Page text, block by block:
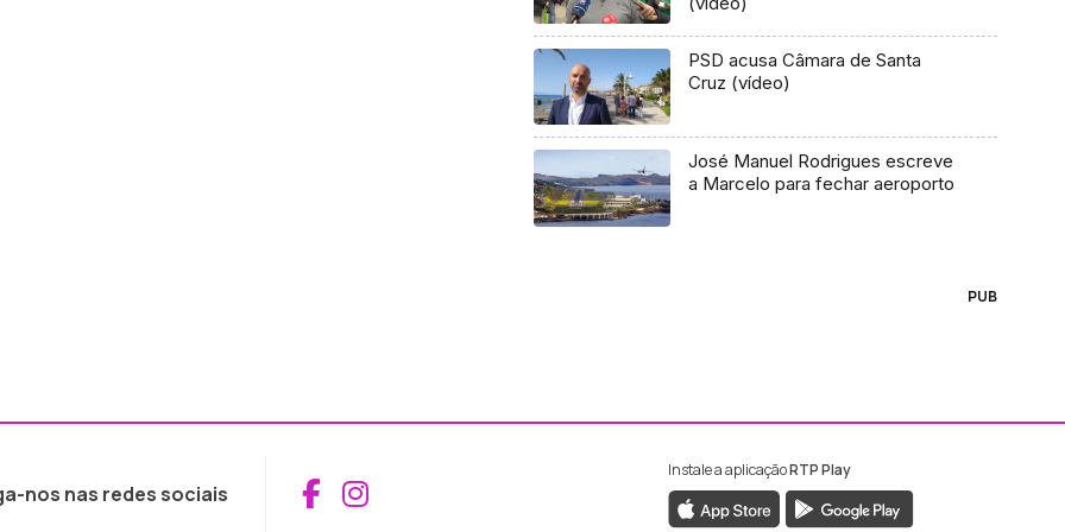
PSD acusa Câmara de Santa
Cruz (vídeo)
José Manuel Rodrigues escreve
a Marcelo para fechar aeroporto
PUB
nos nas redes sociais Aceder ao Facebook da RTP Madeira
Aceder ao Instagram da RTP Madeira
Instale a aplicaçãoRTP Play